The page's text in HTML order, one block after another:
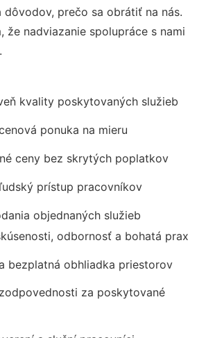
dôvodov, prečo sa obrátiť na nás.
že nadviazanie spolupráce s nami
kvality poskytovaných služieb
ponuka na mieru
ceny bez skrytých poplatkov
prístup pracovníkov
objednaných služieb
odbornosť a bohatá prax
bezplatná obhliadka priestorov
za poskytované